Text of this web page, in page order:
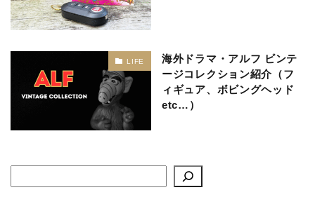
LIFE
海外ドラマ・アルフ ビンテ
ージコレクション紹介（フ
ィギュア、ボビングヘッド
etc…）